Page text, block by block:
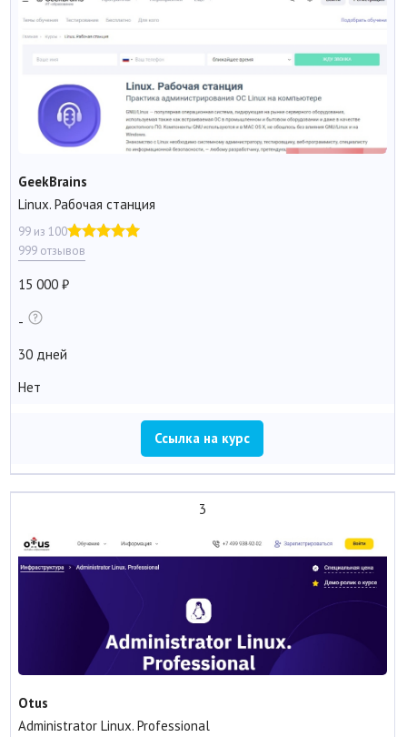
GeekBrains
Linux. Рабочая станция
99 из 100
999 отзывов
15 000
-
30 дней
Нет
Ссылка на курс
3
Otus
Administrator Linux. Professional